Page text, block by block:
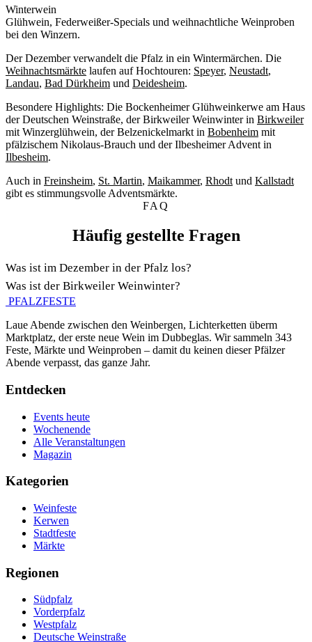
Winterwein
Glühwein, Federweißer-Specials und weihnachtliche Weinproben
bei den Winzern.
DerDezemberverwandelt die Pfalz in ein Wintermärchen. Die
Weihnachtsmärkte laufen auf Hochtouren: Speyer, Neustadt,
Landau, Bad Dürkheim und Deidesheim.
Besondere Highlights: Die Bockenheimer Glühweinkerwe am Haus
der Deutschen Weinstraße, derBirkweiler Weinwinterin Birkweiler
mit Winzerglühwein, derBelzenickelmarkt in Bobenheim mit
pfälzischem Nikolaus-Brauch und derIlbesheimer Advent in
Ilbesheim.
Auch in Freinsheim, St. Martin, Maikammer, Rhodt und Kallstadt
gibt es stimmungsvolle Adventsmärkte.
FAQ
Häufig gestellte Fragen
Was ist im Dezember in der Pfalz los?
Was ist der Birkweiler Weinwinter?
PFALZFESTE
Laue Abende zwischen den Weinbergen, Lichterketten überm
Marktplatz, der erste neue Wein im Dubbeglas. Wir sammeln 343
Feste, Märkte und Weinproben – damit du keinen dieser Pfälzer
Abende verpasst, das ganze Jahr.
Entdecken
Events heute
Wochenende
Alle Veranstaltungen
Magazin
Kategorien
Weinfeste
Kerwen
Stadtfeste
Märkte
Regionen
Südpfalz
Vorderpfalz
Westpfalz
Deutsche Weinstraße